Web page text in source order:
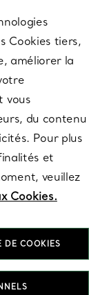
Cookies tiers,
améliorer la
vous
du contenu
Pour plus
et
veuillez
Cookies.
DE COOKIES